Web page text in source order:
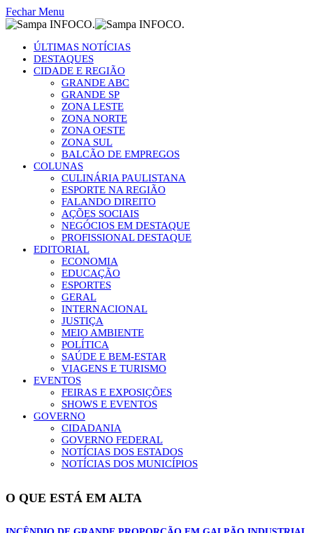
Fechar Menu
ÚLTIMAS NOTÍCIAS
DESTAQUES
CIDADE E REGIÃO
GRANDE ABC
GRANDE SP
ZONA LESTE
ZONA NORTE
ZONA OESTE
ZONA SUL
BALCÃO DE EMPREGOS
COLUNAS
CULINÁRIA PAULISTANA
ESPORTE NA REGIÃO
FALANDO DIREITO
AÇÕES SOCIAIS
NEGÓCIOS EM DESTAQUE
PROFISSIONAL DESTAQUE
EDITORIAL
ECONOMIA
EDUCAÇÃO
ESPORTES
GERAL
INTERNACIONAL
JUSTIÇA
MEIO AMBIENTE
POLÍTICA
SAÚDE E BEM-ESTAR
VIAGENS E TURISMO
EVENTOS
FEIRAS E EXPOSIÇÕES
SHOWS E EVENTOS
GOVERNO
CIDADANIA
GOVERNO FEDERAL
NOTÍCIAS DOS ESTADOS
NOTÍCIAS DOS MUNICÍPIOS
O QUE ESTÁ EM ALTA